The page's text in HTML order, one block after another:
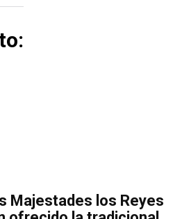
Majestades los Reyes